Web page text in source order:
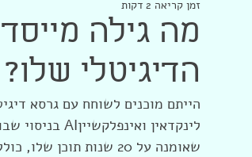
חיפוש מקצועי
מה גילה
הדיגיטלי שלו?
זמן קריאה 2 דקות
הייתם מוכנים לשוחח עם גרסא
שאומנה על 20 שנות